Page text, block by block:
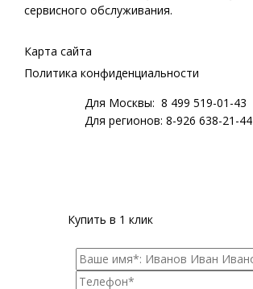
сервисного обслуживания.
Карта сайта
Политика конфиденциальности
Для Москвы: 8 499 519-01-43
Для регионов: 8-926 638-21-44
Купить в 1 клик